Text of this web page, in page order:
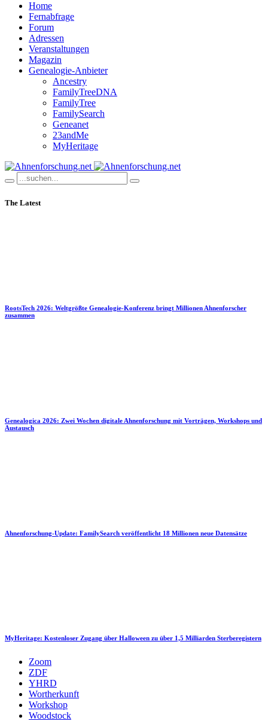
Home
Fernabfrage
Forum
Adressen
Veranstaltungen
Magazin
Genealogie-Anbieter
Ancestry
FamilyTreeDNA
FamilyTree
FamilySearch
Geneanet
23andMe
MyHeritage
The Latest
RootsTech 2026: Weltgrößte Genealogie-Konferenz bringt Millionen Ahnenforscher
zusammen
Genealogica 2026: Zwei Wochen digitale Ahnenforschung mit Vorträgen, Workshops und
Austausch
Ahnenforschung-Update: FamilySearch veröffentlicht 18 Millionen neue Datensätze
MyHeritage: Kostenloser Zugang über Halloween zu über 1,5 Milliarden Sterberegistern
Zoom
ZDF
YHRD
Wortherkunft
Workshop
Woodstock